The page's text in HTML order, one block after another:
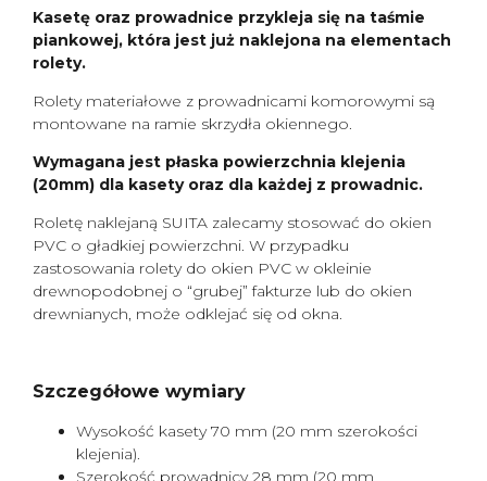
Kasetę oraz prowadnice przykleja się na taśmie
piankowej, która jest już naklejona na elementach
rolety.
Rolety materiałowe z prowadnicami komorowymi są
montowane na ramie skrzydła okiennego.
Wymagana jest płaska powierzchnia klejenia
(20mm) dla kasety oraz dla każdej z prowadnic.
Roletę naklejaną SUITA zalecamy stosować do okien
PVC o gładkiej powierzchni. W przypadku
zastosowania rolety do okien PVC w okleinie
drewnopodobnej o “grubej” fakturze lub do okien
drewnianych, może odklejać się od okna.
Szczegółowe wymiary
Wysokość kasety 70 mm (20 mm szerokości
klejenia).
Szerokość prowadnicy 28 mm (20 mm